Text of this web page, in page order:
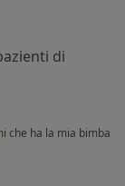
di
che ha la mia bimba